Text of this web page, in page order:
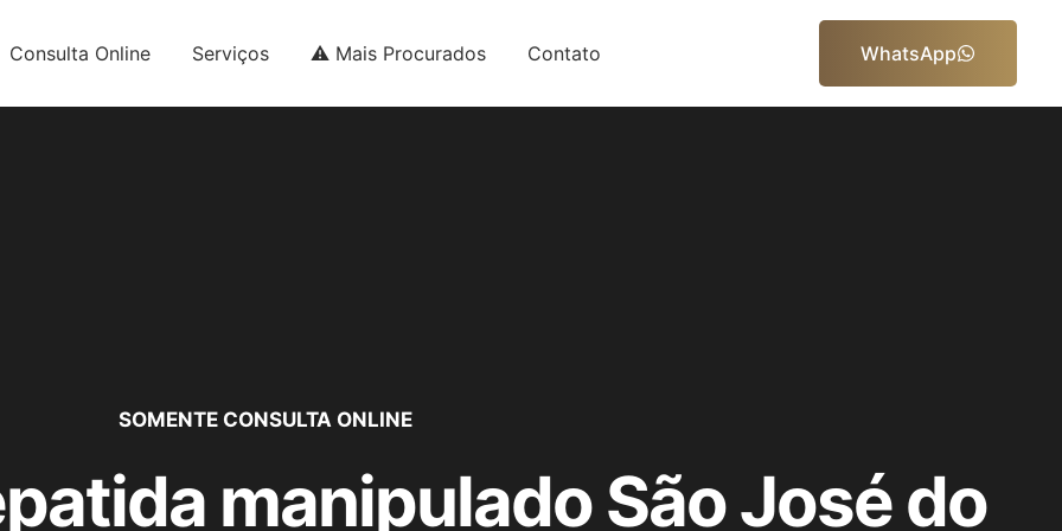
Consulta Online Serviços ⚠️ Mais Procurados Contato WhatsApp
SOMENTE CONSULTA ONLINE
manipulado São José do